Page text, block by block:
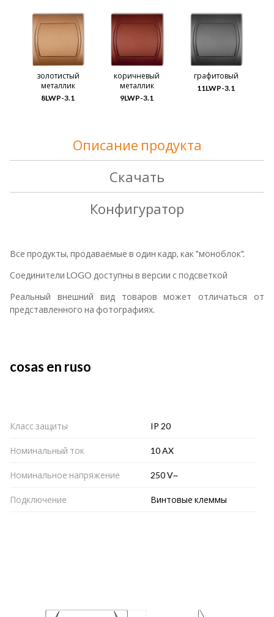
золотистый
металлик
8LWP-3.1
коричневый
металлик
9LWP-3.1
графитовый
11LWP-3.1
Описание продукта
Скачать
Конфигуратор
Все продукты, продаваемые в один кадр, как "моноблок".
Соединители LOGO доступны в версии с подсветкой
Реальный внешний вид товаров может отличаться от
представленного на фотографиях.
cosas en ruso
Класс защиты IP 20
Номинальный ток 10 AX
Номинальное напряжение 250 V~
Подключение Винтовые клеммы